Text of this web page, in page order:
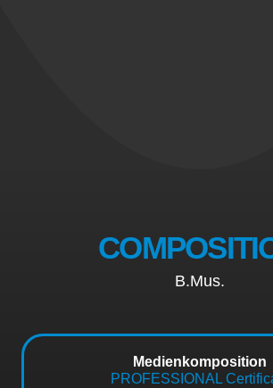
B.Mus.
Medienkomposition
PROFESSIONAL